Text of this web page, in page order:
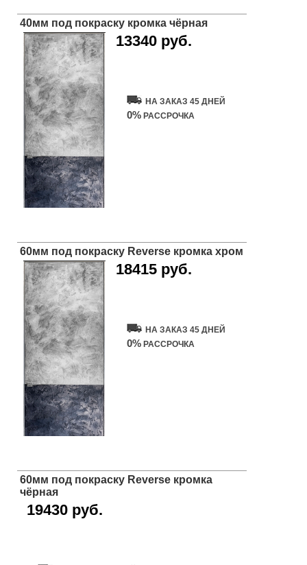
40мм под покраску кромка чёрная
13340 руб.
НА ЗАКАЗ 45 ДНЕЙ
0% РАССРОЧКА
60мм под покраску Reverse кромка хром
18415 руб.
НА ЗАКАЗ 45 ДНЕЙ
0% РАССРОЧКА
60мм под покраску Reverse кромка
чёрная
19430 руб.